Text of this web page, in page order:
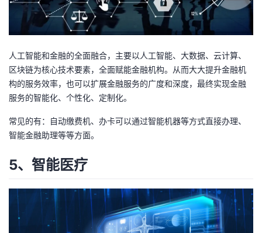
人工智能和金融的全面融合，主要以人工智能、大数据、云计算、
区块链为核心技术要素，全面赋能金融机构。从而大大提升金融机
构的服务效率，也可以扩展金融服务的广度和深度，最终实现金融
服务的智能化、个性化、定制化。
常见的有：自动缴费机、办卡可以通过智能机器等方式直接办理、
智能金融助理等等方面。
5、智能医疗